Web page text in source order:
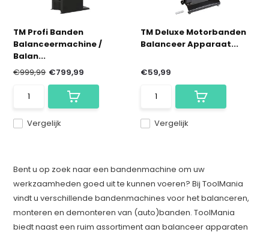
TM Profi Banden
Balanceermachine /
Balan...
Vergelijk
€999,99 €799,99
TM Deluxe Motorbanden
Balanceer Apparaat...
Vergelijk
€59,99
Bent u op zoek naar een bandenmachine om uw
werkzaamheden goed uit te kunnen voeren? Bij ToolMania
vindt u verschillende bandenmachines voor het balanceren,
monteren en demonteren van (auto)banden. ToolMania
biedt naast een ruim assortiment aan balanceer apparaten